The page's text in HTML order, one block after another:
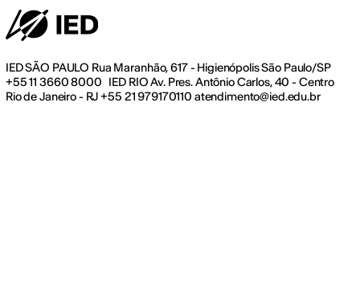
IED SÃO PAULO Rua Maranhão, 617 - Higienópolis São Paulo/SP
+55 11 3660 8000 IED RIO Av. Pres. Antônio Carlos, 40 - Centro
Rio de Janeiro - RJ +55 21 979170110 atendimento@ied.edu.br